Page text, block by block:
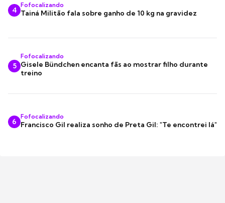
4
Fofocalizando
Tainá Militão fala sobre ganho de 10 kg na gravidez
5
Fofocalizando
Gisele Bündchen encanta fãs ao mostrar filho durante
treino
6
Fofocalizando
Francisco Gil realiza sonho de Preta Gil: "Te encontrei lá"